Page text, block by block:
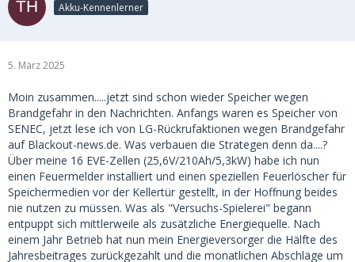
Akku-Kennenlerner
5. März 2025
Moin zusammen.....jetzt sind schon wieder Speicher wegen
Brandgefahr in den Nachrichten. Anfangs waren es Speicher von
SENEC, jetzt lese ich von LG-Rückrufaktionen wegen Brandgefahr
auf Blackout-news.de. Was verbauen die Strategen denn da....?
Über meine 16 EVE-Zellen (25,6V/210Ah/5,3kW) habe ich nun
einen Feuermelder installiert und einen speziellen Feuerlöscher für
Speichermedien vor der Kellertür gestellt, in der Hoffnung beides
nie nutzen zu müssen. Was als "Versuchs-Spielerei" begann
entpuppt sich mittlerweile als zusätzliche Energiequelle. Nach
einem Jahr Betrieb hat nun mein Energieversorger die Hälfte des
Jahresbeitrages zurückgezahlt und die monatlichen Abschläge um